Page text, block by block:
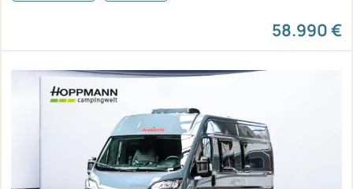
58.990 €